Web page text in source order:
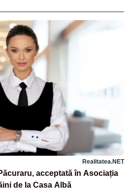
Realitatea.NET
acceptată în Asociația
de la Casa Albă